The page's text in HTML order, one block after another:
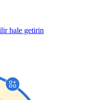
hale getirin